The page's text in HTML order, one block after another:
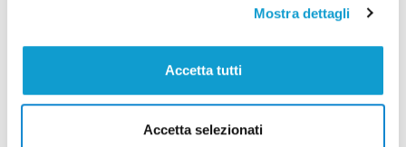
Mostra dettagli
Accetta tutti
Accetta selezionati